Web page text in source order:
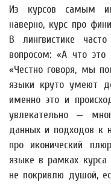
Из курсов самым
наверно, курс про
В лингвистике
вопросом: «А что
«Честно говоря, мы
языки круто умеют
именно это и
увлекательно —
данных и подходов к
про иконический
языке в рамках
не покривлю душой,